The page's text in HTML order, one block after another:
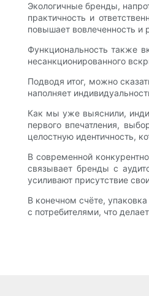
Экологичные бренды,
практичность и
повышает вовлеченность
Функциональность также
несанкционированного
Подводя итог, можно
наполняет
Как мы уже выяснили,
первого впечатления,
целостную идентичность,
В современной
связывает бренды с
усиливают присутствие
В конечном счёте,
с потребителями, что